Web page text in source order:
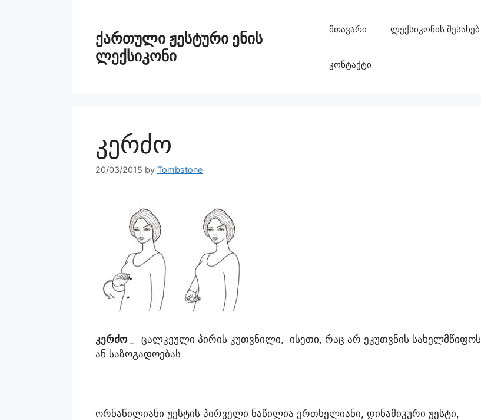
ქართული ჟესტური ენის
ლექსიკონი
მთავარი ლექსიკონის შესახებ
კონტაქტი
კერძო
20/03/2015 by Tombstone
კერძო
ცალკეული პირის კუთვნილი, ისეთი, რაც არ ეკუთვნის სახელმწიფოს
ან საზოგადოებას
ორნაწილიანი ჟესტის პირველი ნაწილია ერთხელიანი, დინამიკური ჟესტი,